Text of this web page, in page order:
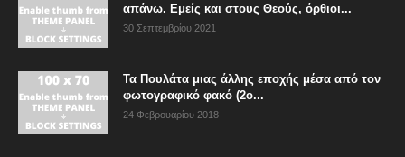
απάνω. Εμείς και στους Θεούς, όρθιοι...
30 Σεπτεμβρίου 2021
Τα Πουλάτα μιας άλλης εποχής μέσα από τον
φωτογραφικό φακό (2ο...
24 Φεβρουαρίου 2018